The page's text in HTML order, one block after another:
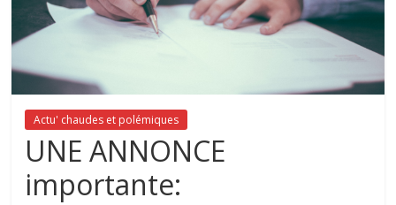
Actu' chaudes et polémiques
UNE ANNONCE
importante: